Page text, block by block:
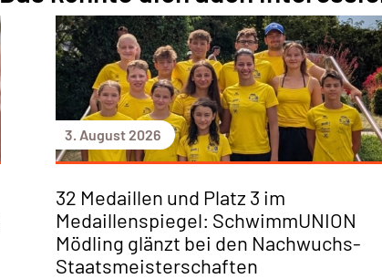
3. August 2026
32 Medaillen und Platz 3 im
Medaillenspiegel: SchwimmUNION
Mödling glänzt bei den Nachwuchs-
Staatsmeisterschaften